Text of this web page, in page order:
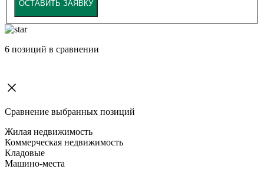
ОСТАВИТЬ ЗАЯВКУ
6 позиций в сравнении
Сравнение выбранных позиций
Жилая недвижимость
Коммерческая недвижимость
Кладовые
Машино-места